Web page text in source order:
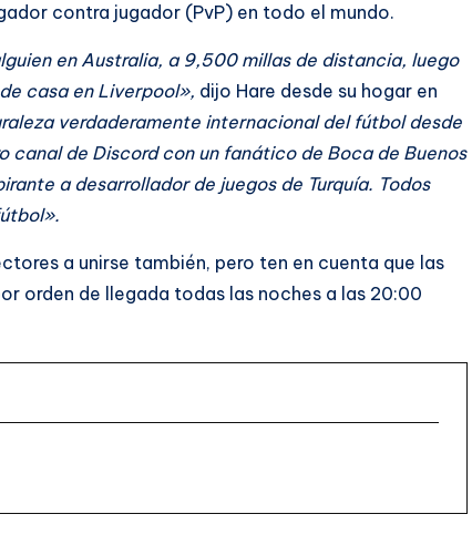
contra jugador (PvP) en todo el mundo.
en Australia, a 9,500 millas de distancia, luego
casa en Liverpool», dijo Hare desde su hogar en
verdaderamente internacional del fútbol desde
canal de Discord con un fanático de Boca de Buenos
a desarrollador de juegos de Turquía. Todos
a unirse también, pero ten en cuenta que las
orden de llegada todas las noches a las 20:00